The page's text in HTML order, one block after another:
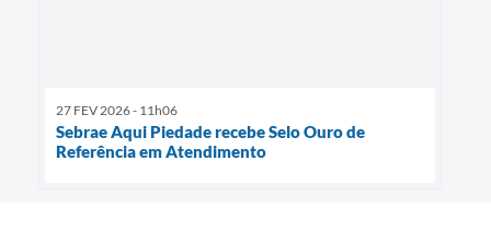
27 FEV 2026 - 11h06
Sebrae Aqui Piedade recebe Selo Ouro de
Referência em Atendimento